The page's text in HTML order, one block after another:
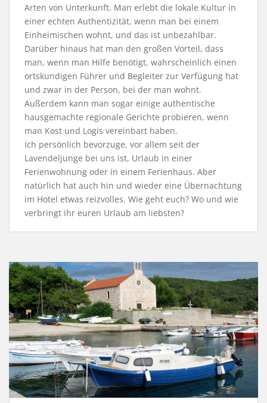
Arten von Unterkunft. Man erlebt die lokale Kultur in
einer echten Authentizität, wenn man bei einem
Einheimischen wohnt, und das ist unbezahlbar.
Darüber hinaus hat man den großen Vorteil, dass
man, wenn man Hilfe benötigt, wahrscheinlich einen
ortskundigen Führer und Begleiter zur Verfügung hat
und zwar in der Person, bei der man wohnt.
Außerdem kann man sogar einige authentische
hausgemachte regionale Gerichte probieren, wenn
man Kost und Logis vereinbart haben.
Ich persönlich bevorzuge, vor allem seit der
Lavendeljunge bei uns ist, Urlaub in einer
Ferienwohnung oder in einem Ferienhaus. Aber
natürlich hat auch hin und wieder eine Übernachtung
im Hotel etwas reizvolles. Wie geht euch? Wo und wie
verbringt ihr euren Urlaub am liebsten?